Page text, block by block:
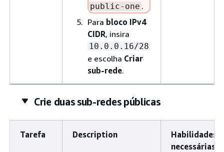
public-one .
Para bloco IPv4
CIDR, insira
10.0.0.16/28
e escolha Criar
sub-rede.
Crie duas sub-redes públicas
Tarefa Description
Habilidades
necessárias